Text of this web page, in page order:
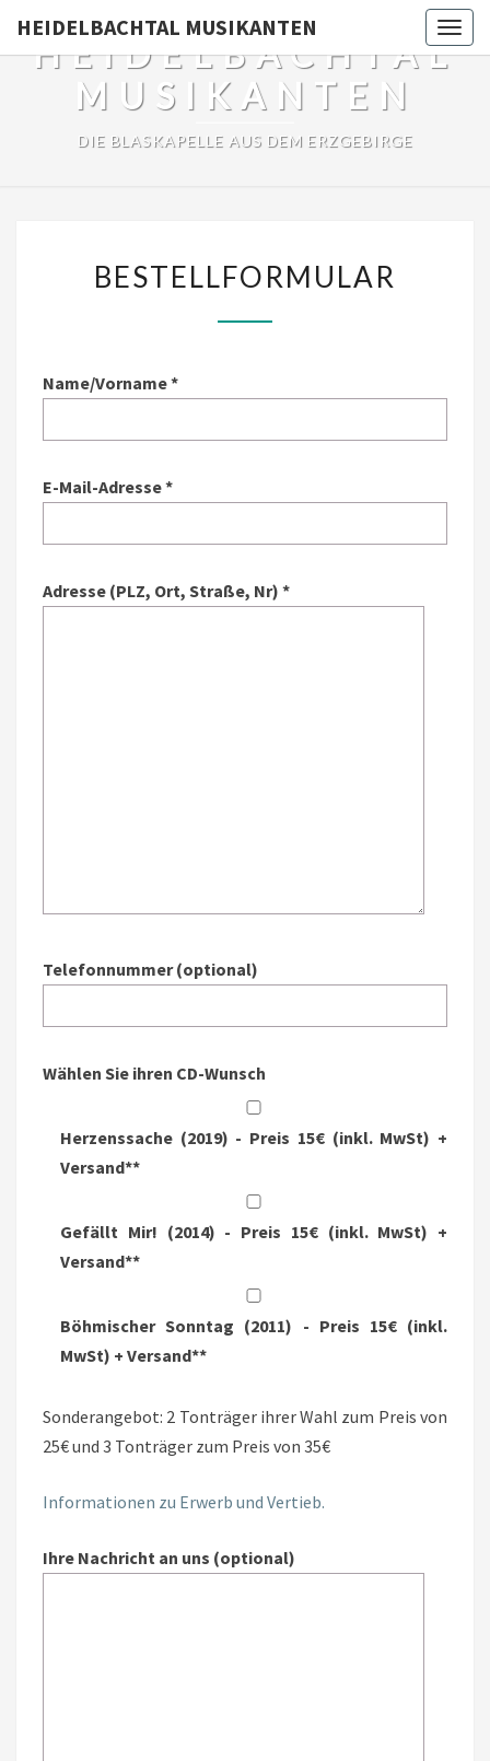
HEIDELBACHTAL MUSIKANTEN
HEIDELBACHTAL
MUSIKANTEN
DIE BLASKAPELLE AUS DEM ERZGEBIRGE
BESTELLFORMULAR
Name/Vorname *
E-Mail-Adresse *
Adresse (PLZ, Ort, Straße, Nr) *
Telefonnummer (optional)
Wählen Sie ihren CD-Wunsch
Herzenssache (2019) - Preis 15€ (inkl. MwSt) +
Versand**
Gefällt Mir! (2014) - Preis 15€ (inkl. MwSt) +
Versand**
Böhmischer Sonntag (2011) - Preis 15€ (inkl.
MwSt) + Versand**
Sonderangebot: 2 Tonträger ihrer Wahl zum Preis von
25€ und 3 Tonträger zum Preis von 35€
Informationen zu Erwerb und Vertieb.
Ihre Nachricht an uns (optional)